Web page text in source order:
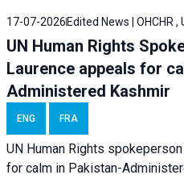
17-07-2026 Edited News | OHCHR ,
UN Human Rights
Laurence appeals for
Administered Kashmir
ENG FRA
UN Human Rights
for calm in Pakistan-